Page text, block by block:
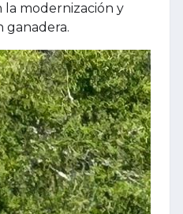
la modernización y
ganadera.